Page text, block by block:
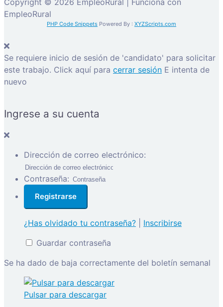
Copyright © 2026 EmpleoRural | Funciona con
EmpleoRural
PHP Code Snippets Powered By : XYZScripts.com
Se requiere inicio de sesión de 'candidato' para solicitar
este trabajo. Click aquí para cerrar sesión E intenta de
nuevo
Ingrese a su cuenta
Dirección de correo electrónico:
Contraseña:
¿Has olvidado tu contraseña?
Inscribirse
Guardar contraseña
Se ha dado de baja correctamente del boletín semanal
Pulsar para descargar